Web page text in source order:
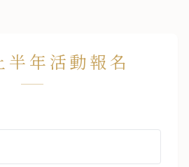
半年活動報名